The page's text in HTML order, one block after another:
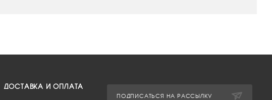
ДОСТАВКА И ОПЛАТА
ПОДПИСАТЬСЯ НА РАССЫЛКУ